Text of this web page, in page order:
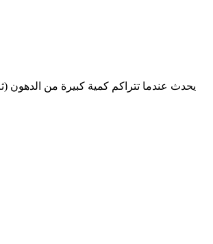
يحدث عندما تتراكم كمية كبيرة من الدهون